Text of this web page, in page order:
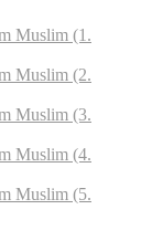
Muslim (1.
Muslim (2.
Muslim (3.
Muslim (4.
Muslim (5.